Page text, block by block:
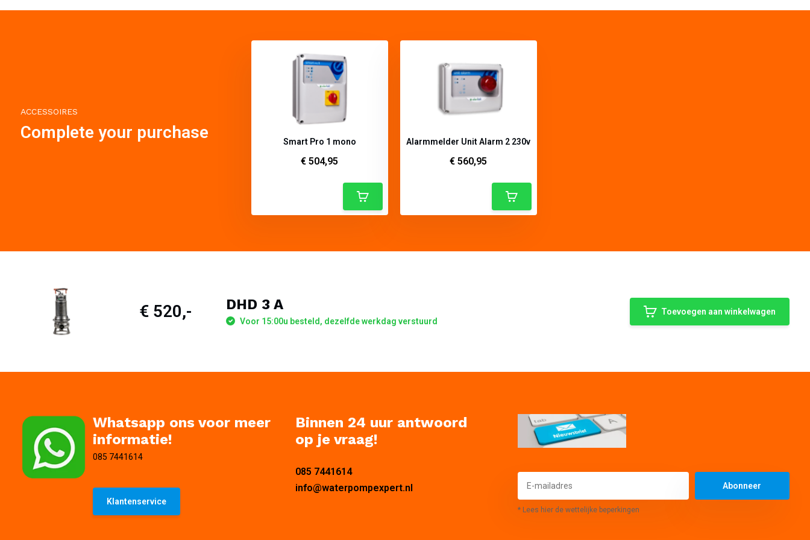
ACCESSOIRES
Complete your purchase Smart Pro 1 mono
€ 504,95
Alarmmelder Unit Alarm 2 230v
€ 560,95
€ 520,- DHD 3 A
Voor 15:00u besteld, dezelfde werkdag verstuurd
Toevoegen aan winkelwagen
Whatsapp ons voor meer
informatie!
085 7441614
Klantenservice
Binnen 24 uur antwoord
op je vraag!
085 7441614
info@waterpompexpert.nl
Abonneer
* Lees hier de wettelijke beperkingen